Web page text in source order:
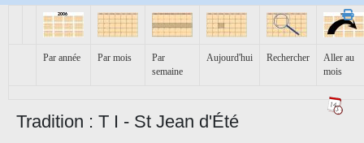
Par année Par mois
Par
semaine
Aujourd'hui Rechercher
Aller au
mois
Tradition : T I - St Jean d'Été